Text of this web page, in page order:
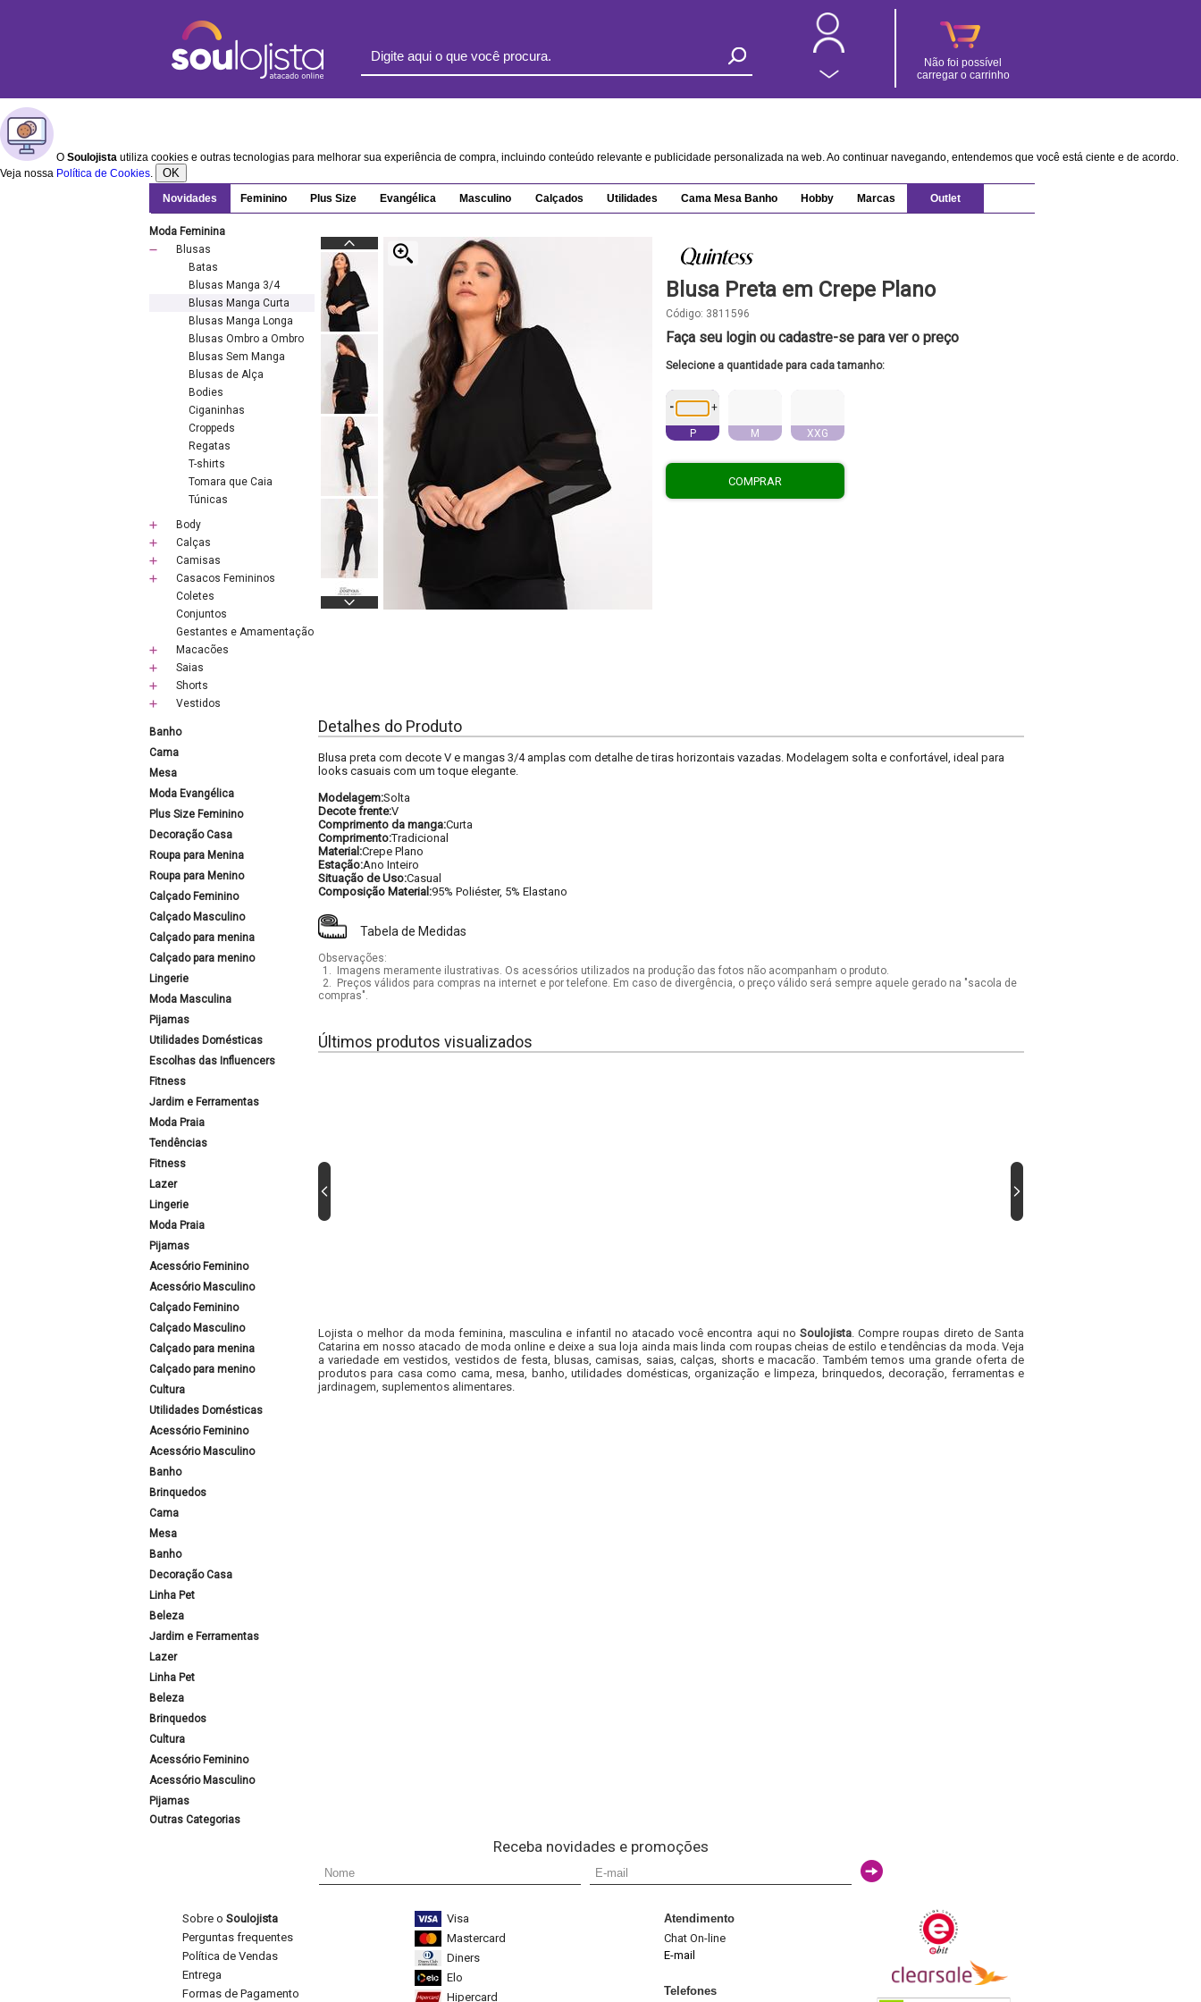
Não foi possível
carregar o carrinho
O Soulojista utiliza cookies e outras tecnologias para melhorar sua experiência de compra, incluindo conteúdo relevante e publicidade personalizada na web. Ao continuar navegando, entendemos que você está ciente e de acordo.
Veja nossa Política de Cookies. OK
Novidades Feminino Plus Size Evangélica Masculino Calçados Utilidades Cama Mesa Banho Hobby Marcas Outlet
Moda Feminina
Blusas
Batas
Blusas Manga 3/4
Blusas Manga Curta
Blusas Manga Longa
Blusas Ombro a Ombro
Blusas Sem Manga
Blusas de Alça
Bodies
Ciganinhas
Croppeds
Regatas
T-shirts
Tomara que Caia
Túnicas
Body
Calças
Camisas
Casacos Femininos
Coletes
Conjuntos
Gestantes e Amamentação
Macacões
Saias
Shorts
Vestidos
Banho
Cama
Mesa
Moda Evangélica
Plus Size Feminino
Decoração Casa
Roupa para Menina
Roupa para Menino
Calçado Feminino
Calçado Masculino
Calçado para menina
Calçado para menino
Lingerie
Moda Masculina
Pijamas
Utilidades Domésticas
Escolhas das Influencers
Fitness
Jardim e Ferramentas
Moda Praia
Tendências
Fitness
Lazer
Lingerie
Moda Praia
Pijamas
Acessório Feminino
Acessório Masculino
Calçado Feminino
Calçado Masculino
Calçado para menina
Calçado para menino
Cultura
Utilidades Domésticas
Acessório Feminino
Acessório Masculino
Banho
Brinquedos
Cama
Mesa
Banho
Decoração Casa
Linha Pet
Beleza
Jardim e Ferramentas
Lazer
Linha Pet
Beleza
Brinquedos
Cultura
Acessório Feminino
Acessório Masculino
Pijamas
Outras Categorias
Blusa Preta em Crepe Plano
Código: 3811596
Faça seu login ou cadastre-se para ver o preço
Selecione a quantidade para cada tamanho:
- +
P M XXG
COMPRAR
Detalhes do Produto
Blusa preta com decote V e mangas 3/4 amplas com detalhe de tiras horizontais vazadas. Modelagem solta e confortável, ideal para
looks casuais com um toque elegante.
Modelagem:Solta
Decote frente:V
Comprimento da manga:Curta
Comprimento:Tradicional
Material:Crepe Plano
Estação:Ano Inteiro
Situação de Uso:Casual
Composição Material:95% Poliéster, 5% Elastano
Tabela de Medidas
Observações:
1.
Imagens meramente ilustrativas. Os acessórios utilizados na produção das fotos não acompanham o produto.
2.
Preços válidos para compras na internet e por telefone. Em caso de divergência, o preço válido será sempre aquele gerado na "sacola de
compras".
Últimos produtos visualizados
Lojista o melhor da moda feminina, masculina e infantil no atacado você encontra aqui no Soulojista. Compre roupas direto de Santa
Catarina em nosso atacado de moda online e deixe a sua loja ainda mais linda com roupas cheias de estilo e tendências da moda. Veja
a variedade em vestidos, vestidos de festa, blusas, camisas, saias, calças, shorts e macacão. Também temos uma grande oferta de
produtos para casa como cama, mesa, banho, utilidades domésticas, organização e limpeza, brinquedos, decoração, ferramentas e
jardinagem, suplementos alimentares.
Receba novidades e promoções
Sobre o Soulojista
Perguntas frequentes
Política de Vendas
Entrega
Formas de Pagamento
Visa
Mastercard
Diners
Elo
Hipercard
Atendimento
Chat On-line
E-mail
Telefones